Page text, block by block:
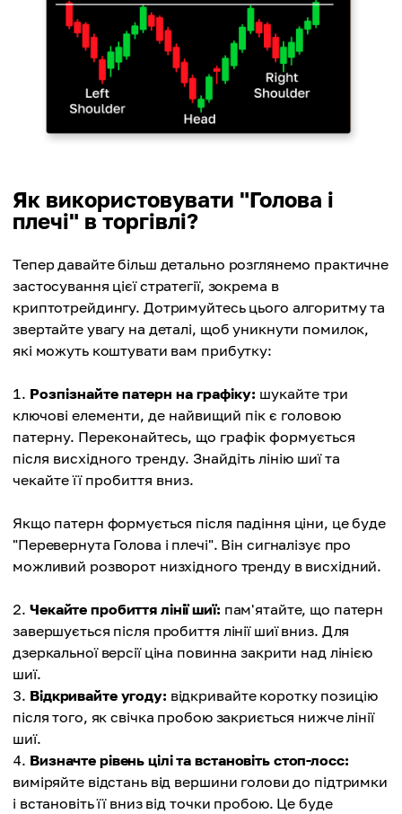
Як використовувати "Голова і
плечі" в торгівлі?
Тепер давайте більш детально розглянемо практичне
застосування цієї стратегії, зокрема в
криптотрейдингу. Дотримуйтесь цього алгоритму та
звертайте увагу на деталі, щоб уникнути помилок,
які можуть коштувати вам прибутку:
Розпізнайте патерн на графіку: шукайте три
ключові елементи, де найвищий пік є головою
патерну. Переконайтесь, що графік формується
після висхідного тренду. Знайдіть лінію шиї та
чекайте її пробиття вниз.
Якщо патерн формується після падіння ціни, це буде
"Перевернута Голова і плечі". Він сигналізує про
можливий розворот низхідного тренду в висхідний.
Чекайте пробиття лінії шиї: пам'ятайте, що патерн
завершується після пробиття лінії шиї вниз. Для
дзеркальної версії ціна повинна закрити над лінією
шиї.
Відкривайте угоду: відкривайте коротку позицію
після того, як свічка пробою закриється нижче лінії
шиї.
Визначте рівень цілі та встановіть стоп-лосс:
виміряйте відстань від вершини голови до підтримки
і встановіть її вниз від точки пробою. Це буде